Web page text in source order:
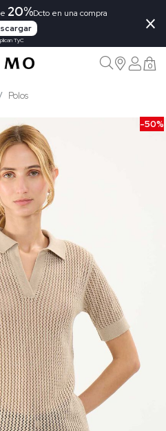
20%Dcto en una compra
TyC
×
0
Polos
-50%